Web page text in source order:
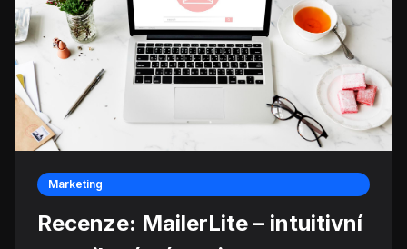
Marketing
Recenze: MailerLite – intuitivní